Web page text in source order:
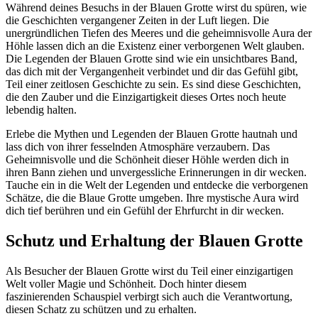
Während deines Besuchs in der Blauen Grotte wirst du spüren, wie
die Geschichten vergangener Zeiten in der Luft liegen. Die
unergründlichen Tiefen des Meeres und die geheimnisvolle Aura der
Höhle lassen dich an die Existenz einer verborgenen Welt glauben.
Die Legenden der Blauen Grotte sind wie ein unsichtbares Band,
das dich mit der Vergangenheit verbindet und dir das Gefühl gibt,
Teil einer zeitlosen Geschichte zu sein. Es sind diese Geschichten,
die den Zauber und die Einzigartigkeit dieses Ortes noch heute
lebendig halten.
Erlebe die Mythen und Legenden der Blauen Grotte hautnah und
lass dich von ihrer fesselnden Atmosphäre verzaubern. Das
Geheimnisvolle und die Schönheit dieser Höhle werden dich in
ihren Bann ziehen und unvergessliche Erinnerungen in dir wecken.
Tauche ein in die Welt der Legenden und entdecke die verborgenen
Schätze, die die Blaue Grotte umgeben. Ihre mystische Aura wird
dich tief berühren und ein Gefühl der Ehrfurcht in dir wecken.
Schutz und Erhaltung der Blauen Grotte
Als Besucher der Blauen Grotte wirst du Teil einer einzigartigen
Welt voller Magie und Schönheit. Doch hinter diesem
faszinierenden Schauspiel verbirgt sich auch die Verantwortung,
diesen Schatz zu schützen und zu erhalten.